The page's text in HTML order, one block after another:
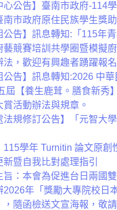
心公告】臺南市政府-114
南市政府原住民族學生獎助
公告】訊息轉知:「115年
藝競賽培訓共學圈暨模擬
法，歡迎有興趣者踴躍報名
公告】訊息轉知:2026 中
屆【養生鹿茸。膳食新秀
賞活動辦法與規章。
法規修訂公告】「元智大
115學年 Turnitin 論文原創
新暨自我比對處理指引
旨：本會為促進台日兩國
2026年「獎勵大專院校日
，隨函檢送文宣海報，敬